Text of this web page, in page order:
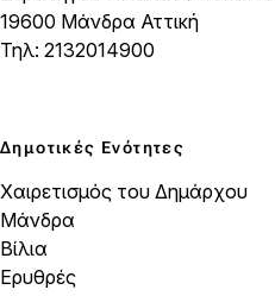
19600 Μάνδρα Αττική
Τηλ: 2132014900
Δημοτικές Ενότητες
Χαιρετισμός του Δημάρχου
Μάνδρα
Βίλια
Ερυθρές